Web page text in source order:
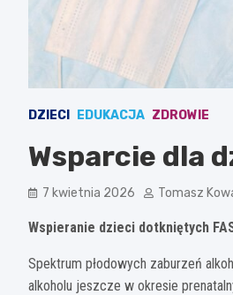
DZIECI EDUKACJA ZDROWIE
Wsparcie dla
7 kwietnia 2026 Tomasz
Wspieranie dzieci dotkniętych
Spektrum płodowych zaburzeń
alkoholu jeszcze w okresie